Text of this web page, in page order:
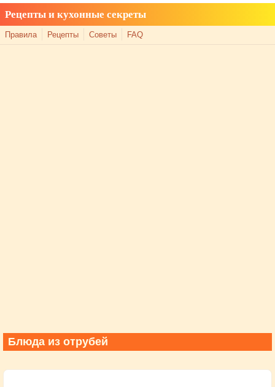
Рецепты и кухонные секреты
Правила Рецепты Советы FAQ
Блюда из отрубей